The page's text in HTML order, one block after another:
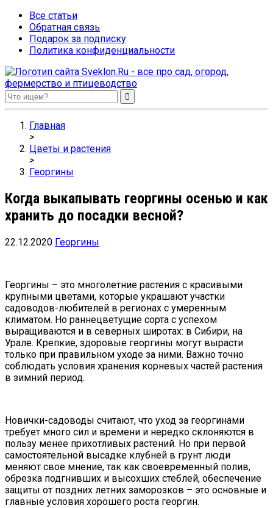
Все статьи
Обратная связь
Подарок за подписку
Политика конфиденциальности
Sveklon.Ru – все про сад, огород, фермерство и птицеводство
Главная
>
Цветы и растения
>
Георгины
Когда выкапывать георгины осенью и как
хранить до посадки весной?
22.12.2020 Георгины
Георгины – это многолетние растения с красивыми
крупными цветами, которые украшают участки
садоводов-любителей в регионах с умеренным
климатом. Но раннецветущие сорта с успехом
выращиваются и в северных широтах: в Сибири, на
Урале. Крепкие, здоровые георгины могут вырасти
только при правильном уходе за ними. Важно точно
соблюдать условия хранения корневых частей растения
в зимний период.
Новички-садоводы считают, что уход за георгинами
требует много сил и времени и нередко склоняются в
пользу менее прихотливых растений. Но при первой
самостоятельной высадке клубней в грунт люди
меняют свое мнение, так как своевременный полив,
обрезка подгнивших и высохших стеблей, обеспечение
защиты от поздних летних заморозков – это основные и
главные условия хорошего роста георгин.